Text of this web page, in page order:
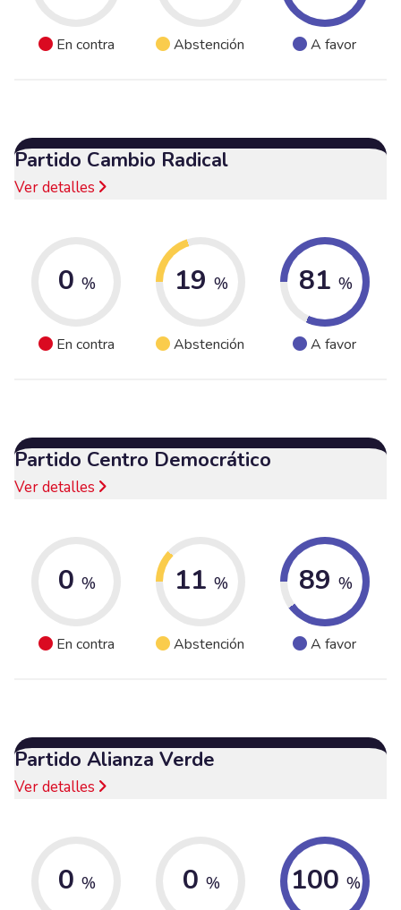
En contra Abstención A favor
Partido Cambio Radical
Ver detalles
0 %
En contra
19 %
Abstención
81 %
A favor
Partido Centro Democrático
Ver detalles
0 %
En contra
11 %
Abstención
89 %
A favor
Partido Alianza Verde
Ver detalles
0 % 0 % 100 %